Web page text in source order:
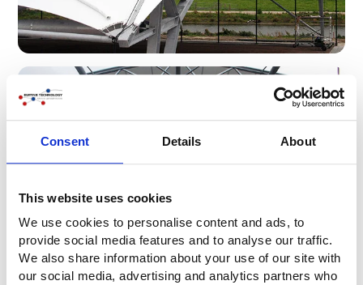
Consent Details About
This website uses cookies
We use cookies to personalise content and ads, to
provide social media features and to analyse our traffic.
We also share information about your use of our site with
our social media, advertising and analytics partners who